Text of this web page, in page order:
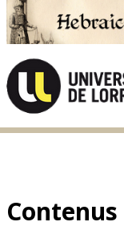
Contenus